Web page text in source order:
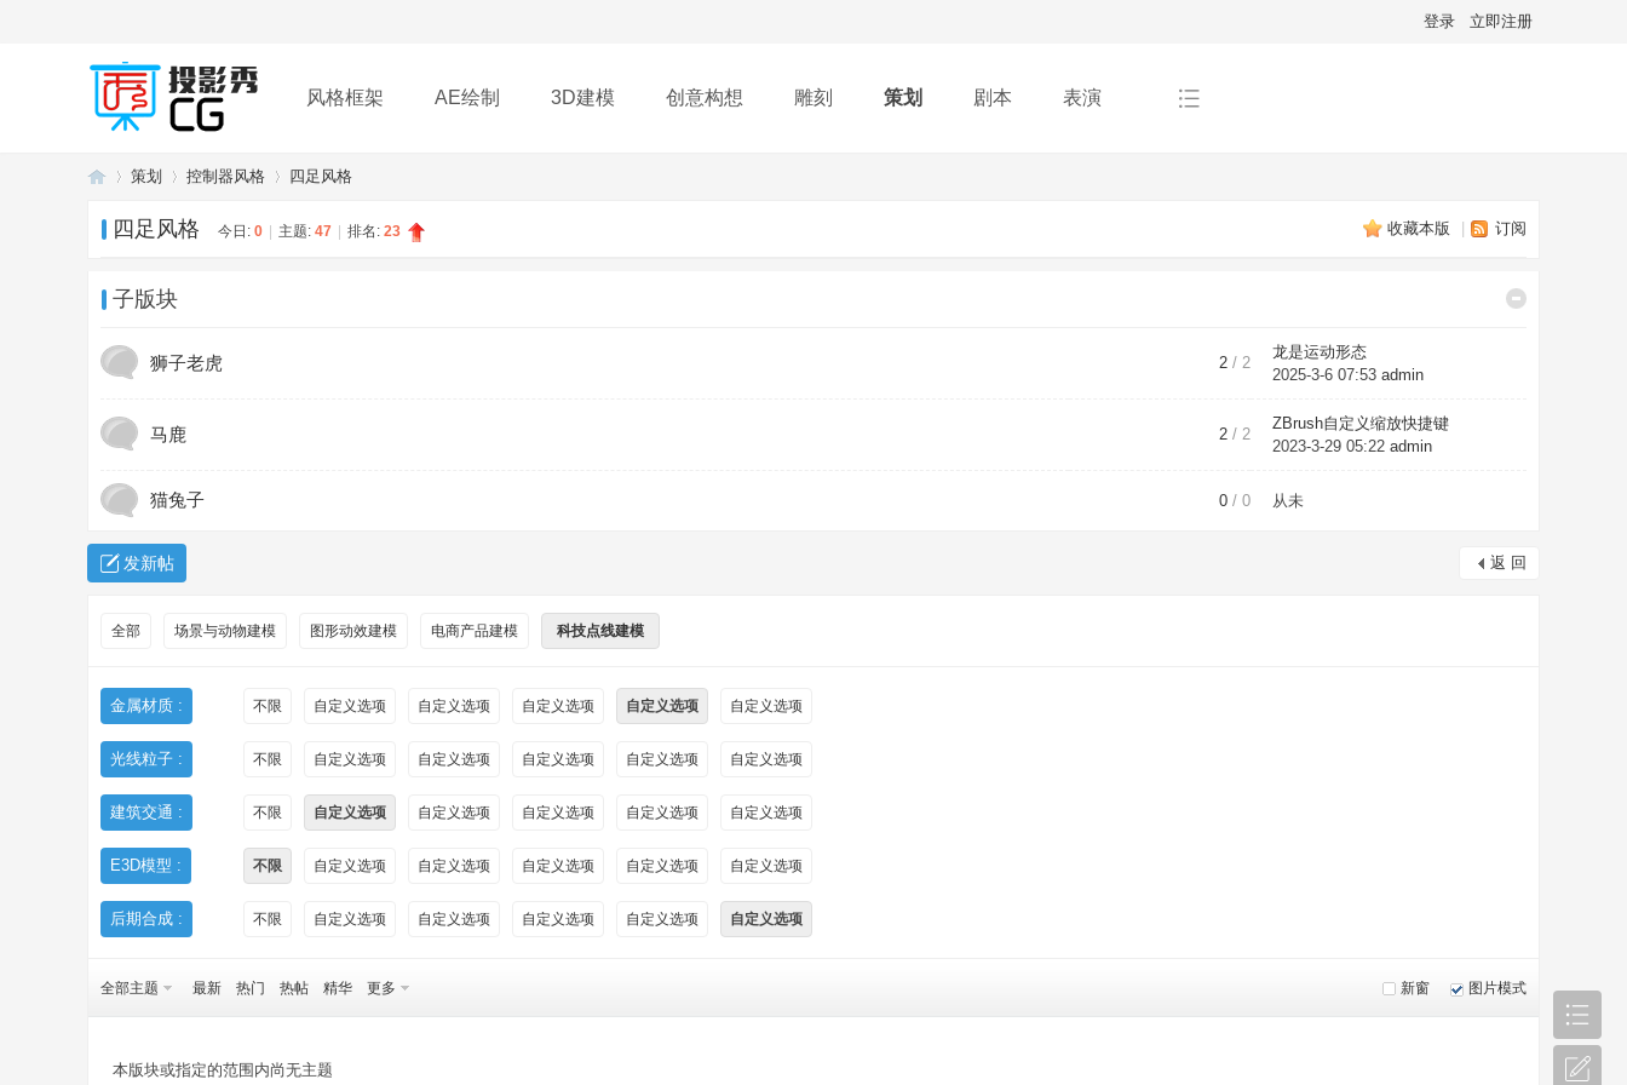
登录 立即注册
风格框架 AE绘制 3D建模 创意构想 雕刻 策划 剧本 表演
插件 帮助 下载
策划 控制器风格 四足风格
收藏本版 订阅
四足风格 今日: 0 主题: 47 排名: 23
子版块
狮子老虎 2 / 2
龙是运动形态
2025-3-6 07:53 admin
马鹿 2 / 2
ZBrush自定义缩放快捷键
2023-3-29 05:22 admin
猫兔子 0 / 0 从未
返 回
发新帖
全部 场景与动物建模 图形动效建模 电商产品建模 科技点线建模
金属材质 : 不限 自定义选项 自定义选项 自定义选项 自定义选项 自定义选项
光线粒子 : 不限 自定义选项 自定义选项 自定义选项 自定义选项 自定义选项
建筑交通 : 不限 自定义选项 自定义选项 自定义选项 自定义选项 自定义选项
E3D模型 : 不限 自定义选项 自定义选项 自定义选项 自定义选项 自定义选项
后期合成 : 不限 自定义选项 自定义选项 自定义选项 自定义选项 自定义选项
新窗
全部主题 最新 热门 热帖 精华 更多 图片模式
本版块或指定的范围内尚无主题